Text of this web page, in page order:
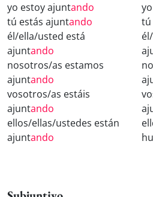
yo estoy ajuntando
tú estás ajuntando
él/ella/usted está
ajuntando
nosotros/as estamos
ajuntando
vosotros/as estáis
ajuntando
ellos/ellas/ustedes están
ajuntando
tú